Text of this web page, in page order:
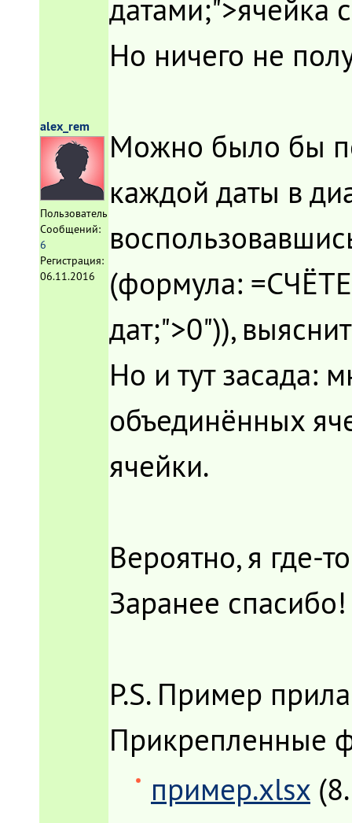
alex_rem
Пользователь
Сообщений:
6
Регистрация:
06.11.2016
датами;">ячейка
Но ничего не
Можно было бы
каждой даты в
(формула:
дат;">0")),
Но и тут засада:
объединённых
ячейки.
Вероятно, я где-
Заранее спасибо!
P.S. Пример
Прикрепленные
пример.xlsx